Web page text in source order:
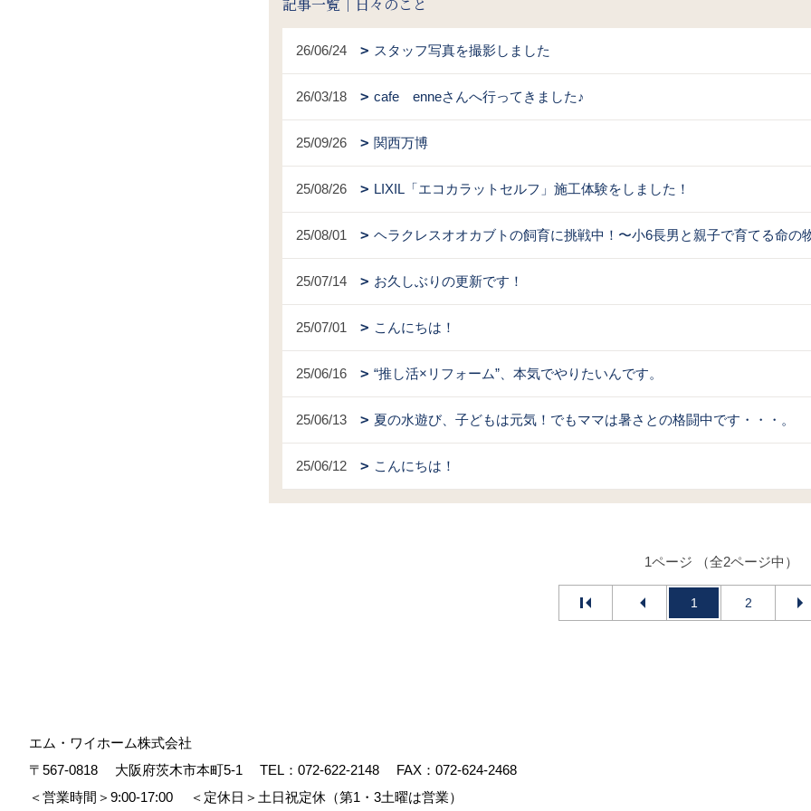
26/06/24 スタッフ写真を撮影しました
26/03/18 cafe enneさんへ行ってきました♪
25/09/26 関西万博
25/08/26 LIXIL「エコカラットセルフ」施工体験をしました！
25/08/01 ヘラクレスオオカブトの飼育に挑戦中！〜小6長男と親子で育てる命の
25/07/14 お久しぶりの更新です！
25/07/01 こんにちは！
25/06/16 “推し活×リフォーム”、本気でやりたいんです。
25/06/13 夏の水遊び、子どもは元気！でもママは暑さとの格闘中です・・・。
25/06/12 こんにちは！
1ページ （全2ページ中）
1 2
エム・ワイホーム株式会社
〒567-0818
大阪府茨木市本町5-1 TEL： 072-622-2148
FAX：072-624-2468
＜営業時間＞9:00-17:00
＜定休日＞土日祝定休（第1・3土曜は営業）